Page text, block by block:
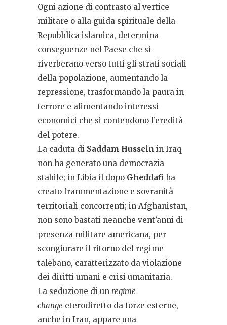
Ogni azione di contrasto al vertice
militare o alla guida spirituale della
Repubblica islamica, determina
conseguenze nel Paese che si
riverberano verso tutti gli strati sociali
della popolazione, aumentando la
repressione, trasformando la paura in
terrore e alimentando interessi
economici che si contendono l’eredità
del potere.
La caduta di Saddam Hussein in Iraq
non ha generato una democrazia
stabile; in Libia il dopo Gheddafi ha
creato frammentazione e sovranità
territoriali concorrenti; in Afghanistan,
non sono bastati neanche vent’anni di
presenza militare americana, per
scongiurare il ritorno del regime
talebano, caratterizzato da violazione
dei diritti umani e crisi umanitaria.
La seduzione di un regime
change eterodiretto da forze esterne,
anche in Iran, appare una